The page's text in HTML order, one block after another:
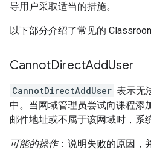
导用户采取适当的措施。
以下部分介绍了常见的
CannotDirectAddUser
CannotDirectAddUser 表示无
中。当网域管理员尝试向课程添
邮件地址或不属于该网域时，系
可能的操作：说明失败的原因，